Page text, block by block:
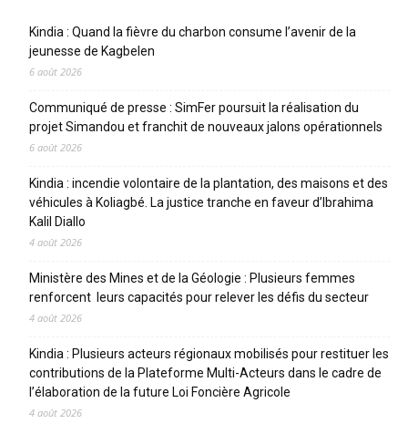
Kindia : Quand la fièvre du charbon consume l’avenir de la
jeunesse de Kagbelen
6 août 2026
Communiqué de presse : SimFer poursuit la réalisation du
projet Simandou et franchit de nouveaux jalons opérationnels
6 août 2026
Kindia : incendie volontaire de la plantation, des maisons et des
véhicules à Koliagbé. La justice tranche en faveur d’Ibrahima
Kalil Diallo
4 août 2026
Ministère des Mines et de la Géologie : Plusieurs femmes
renforcent leurs capacités pour relever les défis du secteur
4 août 2026
Kindia : Plusieurs acteurs régionaux mobilisés pour restituer les
contributions de la Plateforme Multi-Acteurs dans le cadre de
l’élaboration de la future Loi Foncière Agricole
4 août 2026